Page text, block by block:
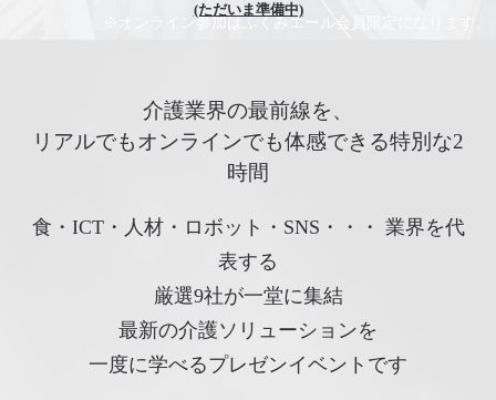
(ただいま準備中)
※オンライン参加はふくみエール会員限定になります。
介護業界の最前線を、
リアルでもオンラインでも体感できる特別な2
時間
食・ICT・人材・ロボット・SNS・・・ 業界を代
表する
厳選9社が一堂に集結
最新の介護ソリューションを
一度に学べるプレゼンイベントです